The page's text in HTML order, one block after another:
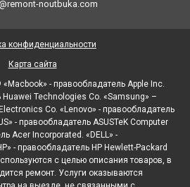
noutbuka.com
- правообладатель Apple Inc.
Technologies Co. «Samsung» –
Co. «Lenovo» - правообладатель
- правообладатель ASUSTeK Computer
Acer Incorporated. «DELL» -
- правообладатель HP Hewlett-Packard
с целью описания товаров, в
ремонт. Услуги оказываются
конфиденциальности
Карта сайта